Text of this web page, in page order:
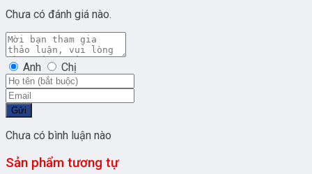
Chưa có đánh giá nào.
Anh Chị
Gửi
Chưa có bình luận nào
Sản phẩm tương tự